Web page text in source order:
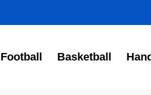
Football Basketball